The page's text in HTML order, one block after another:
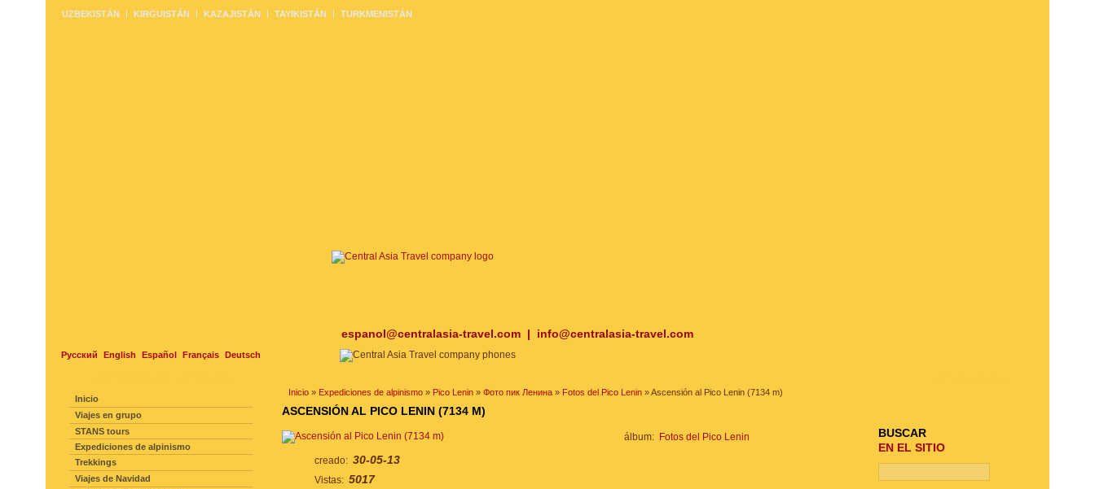
espanol@centralasia-travel.com | info@centralasia-travel.com
Русский English Español Français Deutsch
UZBEKISTÁN KIRGUISTÁN KAZAJISTÁN TAYIKISTÁN TURKMENISTÁN
Inicio » Expediciones de alpinismo » Pico Lenin » Фото пик Ленина » Fotos del Pico Lenin » Ascensión al Pico Lenin (7134 m)
ASCENSIÓN AL PICO LENIN (7134 M)
álbum: Fotos del Pico Lenin
creado: 30-05-13
Vistas: 5017
Inicio
Viajes en grupo
STANS tours
Expediciones de alpinismo
Trekkings
Viajes de Navidad
BUSCAR
EN EL SITIO